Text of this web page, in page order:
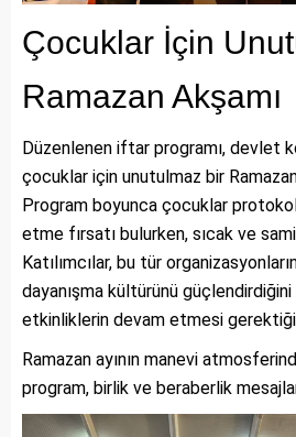
Çocuklar İçin
Ramazan Akşamı
Düzenlenen iftar programı, devlet
çocuklar için unutulmaz bir
Program boyunca çocuklar
etme fırsatı bulurken, sıcak ve
Katılımcılar, bu tür
dayanışma kültürünü
etkinliklerin devam etmesi
Ramazan ayının manevi
program, birlik ve beraberlik